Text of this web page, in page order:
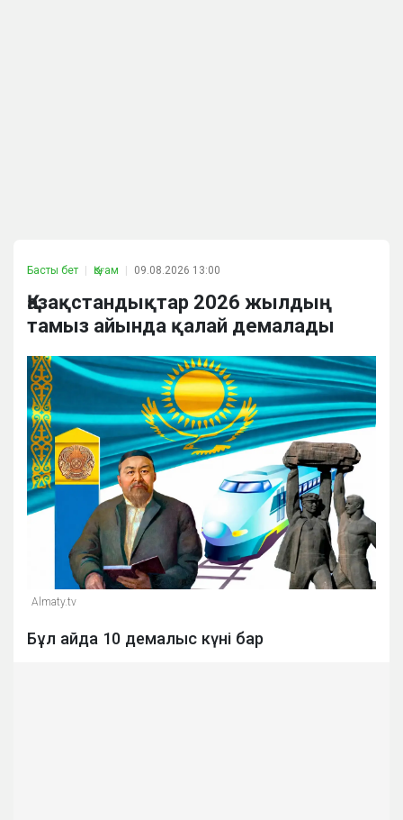
Басты бет Қоғам 09.08.2026 13:00
Қазақстандықтар 2026 жылдың
тамыз айында қалай демалады
Almaty.tv
Бұл айда 10 демалыс күні бар